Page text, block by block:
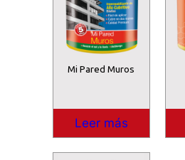
Mi Pared Muros
Leer más